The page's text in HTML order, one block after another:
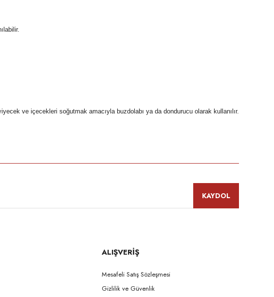
ve içecekleri soğutmak amacıyla buzdolabı ya da dondurucu olarak kullanılır.
KAYDOL
ALIŞVERİŞ
Mesafeli Satış Sözleşmesi
Gizlilik ve Güvenlik